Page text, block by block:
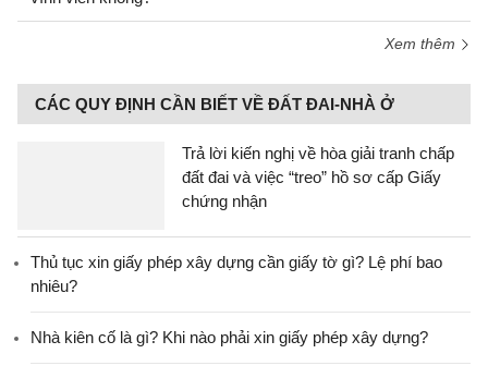
Xem thêm
CÁC QUY ĐỊNH CẦN BIẾT VỀ ĐẤT ĐAI-NHÀ Ở
Trả lời kiến nghị về hòa giải tranh chấp
đất đai và việc “treo” hồ sơ cấp Giấy
chứng nhận
Thủ tục xin giấy phép xây dựng cần giấy tờ gì? Lệ phí bao
nhiêu?
Nhà kiên cố là gì? Khi nào phải xin giấy phép xây dựng?